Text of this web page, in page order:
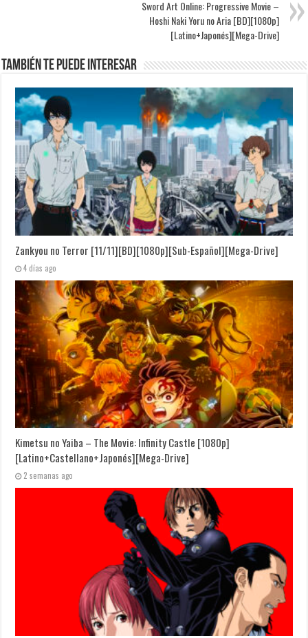
Sword Art Online: Progressive Movie –
Hoshi Naki Yoru no Aria [BD][1080p]
[Latino+Japonés][Mega-Drive]
También te puede interesar
Zankyou no Terror [11/11][BD][1080p][Sub-Español][Mega-Drive]
4 días ago
Kimetsu no Yaiba – The Movie: Infinity Castle [1080p]
[Latino+Castellano+Japonés][Mega-Drive]
2 semanas ago